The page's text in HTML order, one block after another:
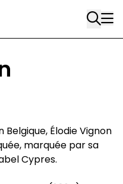
Élodie Vignon
marquée par sa
Cypres.